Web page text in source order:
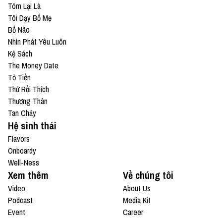
Tóm Lại Là
Tôi Dạy Bố Mẹ
Bổ Não
Nhìn Phát Yêu Luôn
Kệ Sách
The Money Date
Tỏ Tiền
Thử Rồi Thích
Thương Thân
Tan Chảy
Hệ sinh thái
Flavors
Onboardy
Well-Ness
Xem thêm
Video
Podcast
Event
Về chúng tôi
About Us
Media Kit
Career